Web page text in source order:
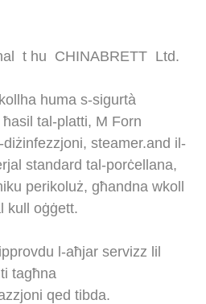
t hu CHINABRETT Ltd.
huma s-sigurtà
ħasil tal-platti, M Forn
steamer.and il-
standard tal-porċellana,
perikoluż, għandna wkoll
kull oġġett.
l-aħjar servizz lil
tagħna
qed tibda.